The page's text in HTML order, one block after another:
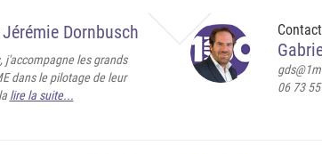
Jérémie Dornbusch
j'accompagne les grands
dans le pilotage de leur
lire la suite...
06 73